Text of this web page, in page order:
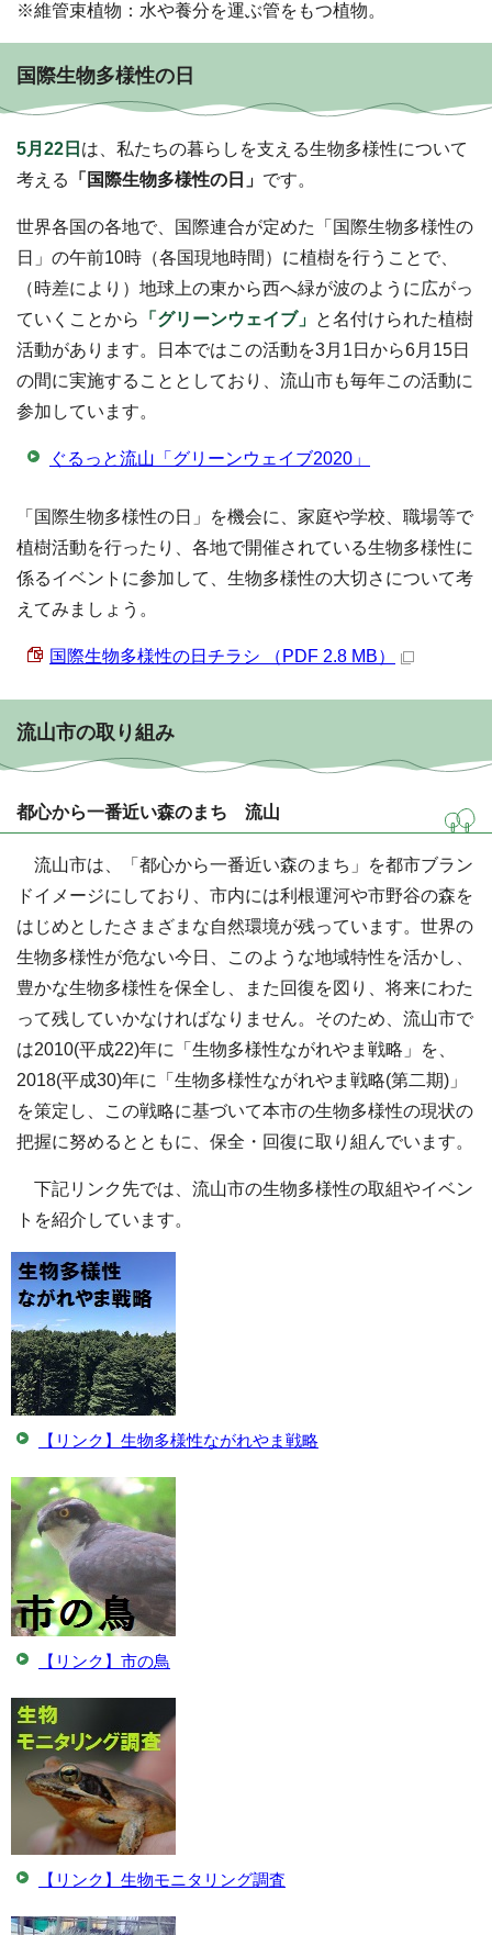
※維管束植物：水や養分を運ぶ管をもつ植物。
国際生物多様性の日
5月22日 は、私たちの暮らしを支える生物多様性について
考える
「国際生物多様性の日」 です。
世界各国の各地で、国際連合が定めた「国際生物多様性の
日」の午前10時（各国現地時間）に植樹を行うことで、
（時差により）地球上の東から西へ緑が波のように広がっ
ていくことから
「グリーンウェイブ」 と名付けられた植樹
活動があります。日本ではこの活動を3月1日から6月15日
の間に実施することとしており、流山市も毎年この活動に
参加しています。
ぐるっと流山「グリーンウェイブ2020」
「国際生物多様性の日」を機会に、家庭や学校、職場等で
植樹活動を行ったり、各地で開催されている生物多様性に
係るイベントに参加して、生物多様性の大切さについて考
えてみましょう。
国際生物多様性の日チラシ （PDF 2.8 MB）
流山市の取り組み
都心から一番近い森のまち 流山
流山市は、「都心から一番近い森のまち」を都市ブラン
ドイメージにしており、市内には利根運河や市野谷の森を
はじめとしたさまざまな自然環境が残っています。世界の
生物多様性が危ない今日、このような地域特性を活かし、
豊かな生物多様性を保全し、また回復を図り、将来にわた
って残していかなければなりません。そのため、流山市で
は2010(平成22)年に「生物多様性ながれやま戦略」を、
2018(平成30)年に「生物多様性ながれやま戦略(第二期)」
を策定し、この戦略に基づいて本市の生物多様性の現状の
把握に努めるとともに、保全・回復に取り組んでいます。
下記リンク先では、流山市の生物多様性の取組やイベン
トを紹介しています。
【リンク】生物多様性ながれやま戦略
【リンク】市の鳥
【リンク】生物モニタリング調査